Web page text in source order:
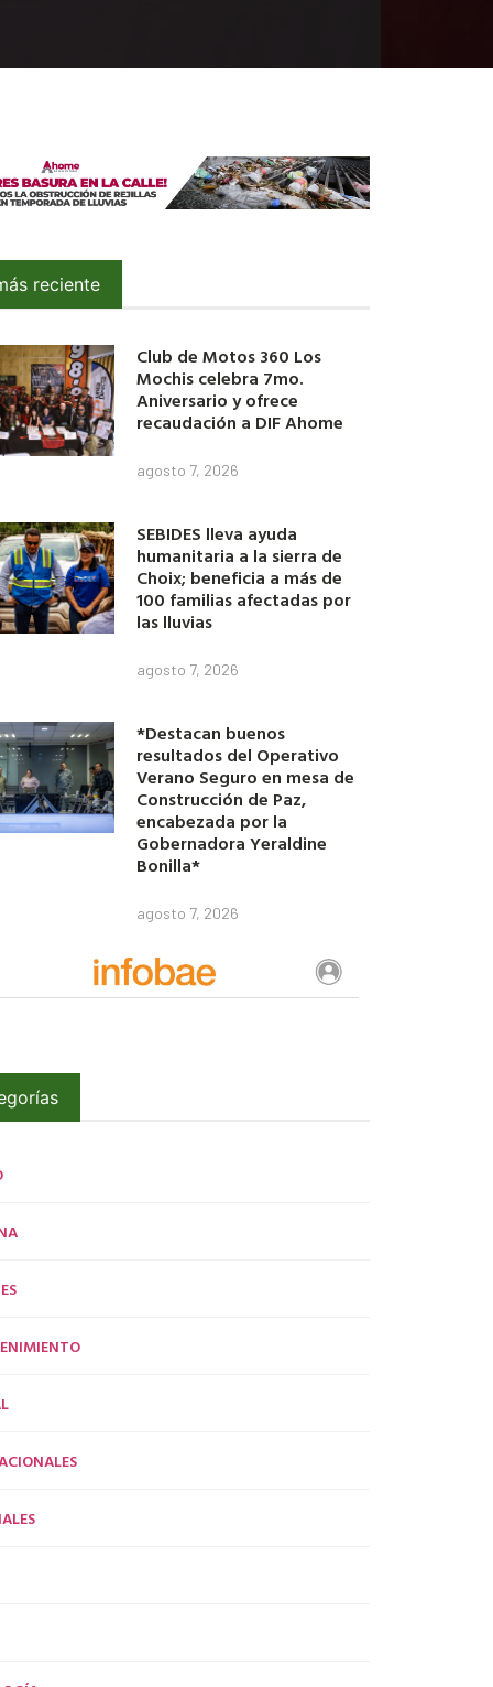
reciente
Club de Motos 360 Los
Mochis celebra 7mo.
Aniversario y ofrece
recaudación a DIF Ahome
agosto 7, 2026
SEBIDES lleva ayuda
humanitaria a la sierra de
Choix; beneficia a más de
100 familias afectadas por
las lluvias
agosto 7, 2026
*Destacan buenos
resultados del Operativo
Verano Seguro en mesa de
Construcción de Paz,
encabezada por la
Gobernadora Yeraldine
Bonilla*
agosto 7, 2026